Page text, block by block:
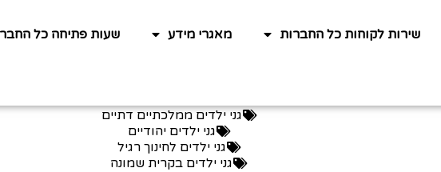
שירות לקוחות כל החברות מאגרי מידע שעות פתיחה כל
גני ילדים ממלכתיים דתיים
גני ילדים יהודיים
גני ילדים לחינוך רגיל
גני ילדים בקרית שמונה